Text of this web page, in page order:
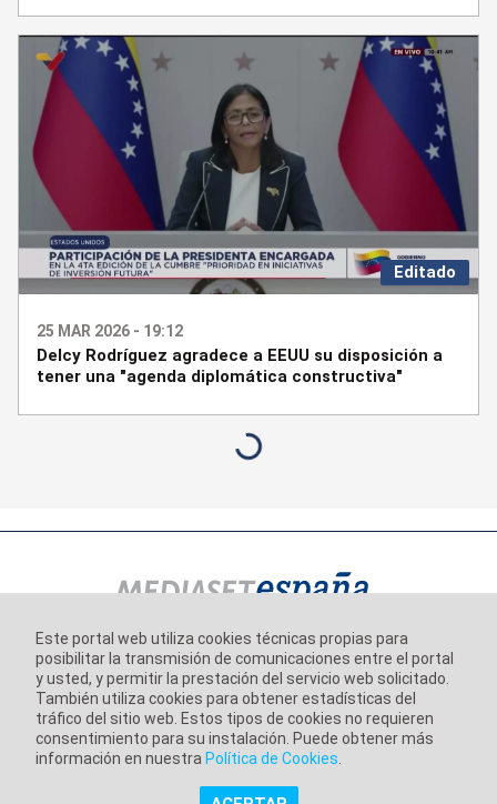
Editado
25 MAR 2026 - 19:12
Delcy Rodríguez agradece a EEUU su disposición a
tener una "agenda diplomática constructiva"
Información corporativa
Aviso Legal
Política de Privacidad
Este portal web utiliza cookies técnicas propias para
posibilitar la transmisión de comunicaciones entre el portal
y usted, y permitir la prestación del servicio web solicitado.
También utiliza cookies para obtener estadísticas del
tráfico del sitio web. Estos tipos de cookies no requieren
consentimiento para su instalación. Puede obtener más
información en nuestra Política de Cookies